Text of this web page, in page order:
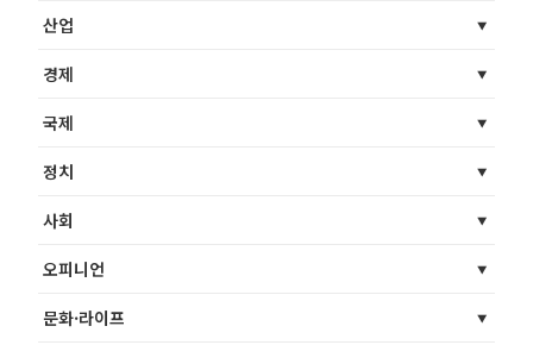
산업
경제
국제
정치
사회
오피니언
문화·라이프